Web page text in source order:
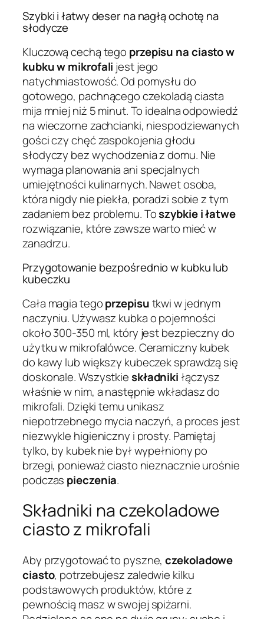
Szybki i łatwy deser na nagłą ochotę na
słodycze
Kluczową cechą tego przepisu na ciasto w
kubku w mikrofali jest jego
natychmiastowość. Od pomysłu do
gotowego, pachnącego czekoladą ciasta
mija mniej niż 5 minut. To idealna odpowiedź
na wieczorne zachcianki, niespodziewanych
gości czy chęć zaspokojenia głodu
słodyczy bez wychodzenia z domu. Nie
wymaga planowania ani specjalnych
umiejętności kulinarnych. Nawet osoba,
która nigdy nie piekła, poradzi sobie z tym
zadaniem bez problemu. Toszybkie i łatwe
rozwiązanie, które zawsze warto mieć w
zanadrzu.
Przygotowanie bezpośrednio w kubku lub
kubeczku
Cała magia tegoprzepisutkwi w jednym
naczyniu. Używasz kubka o pojemności
około 300-350 ml, który jest bezpieczny do
użytku w mikrofalówce. Ceramiczny kubek
do kawy lub większy kubeczek sprawdzą się
doskonale. Wszystkieskładnikiłączysz
właśnie w nim, a następnie wkładasz do
mikrofali. Dzięki temu unikasz
niepotrzebnego mycia naczyń, a proces jest
niezwykle higieniczny i prosty. Pamiętaj
tylko, by kubek nie był wypełniony po
brzegi, ponieważ ciasto nieznacznie urośnie
podczas pieczenia.
Składniki na czekoladowe
ciasto z mikrofali
Aby przygotować to pyszne,czekoladowe
ciasto, potrzebujesz zaledwie kilku
podstawowych produktów, które z
pewnością masz w swojej spiżarni.